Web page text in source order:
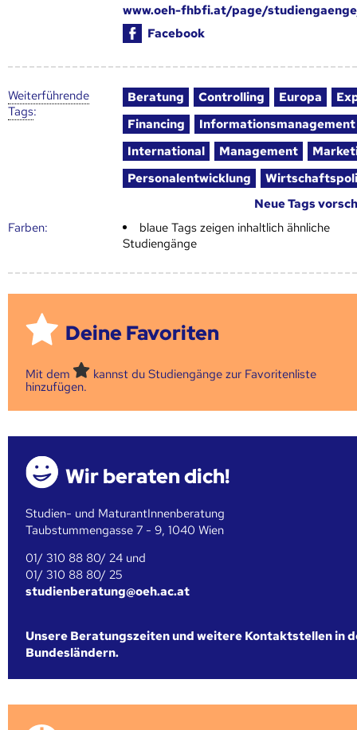
www.oeh-fhbfi.at/page/
Facebook
Weiter­führende
Tags:
Beratung Controlling Europa
Financing
Informationsmanagement
International
Management
Personalentwicklung
Neue Tags
Farben:
blaue Tags zeigen inhaltlich ähnliche
Studiengänge
Deine Favoriten
Mit dem
kannst du Studiengänge zur Favoritenliste
hinzufügen.
Wir beraten dich!
Studien- und MaturantInnenberatung
Taubstummengasse 7 - 9, 1040 Wien
01/ 310 88 80/ 24 und
01/ 310 88 80/ 25
studienberatung@oeh.ac.at
Unsere Beratungszeiten und weitere Kontaktstellen in
Bundesländern.